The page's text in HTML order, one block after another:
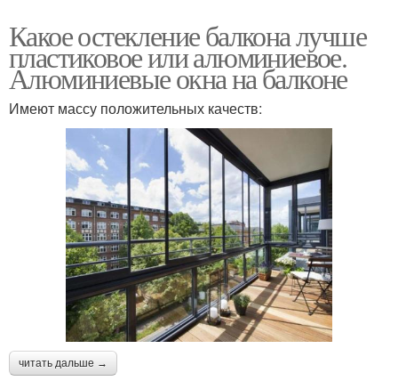
Какое остекление балкона лучше
пластиковое или алюминиевое.
Алюминиевые окна на балконе
Имеют массу положительных качеств:
читать дальше →